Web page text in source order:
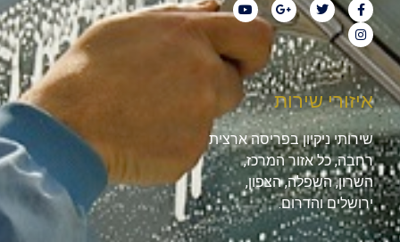
איזורי שירות
שירותי ניקיון בפריסה ארצית
רחבה, כל אזור המרכז,
השרון, השפלה, הצפון,
ירושלים והדרום.